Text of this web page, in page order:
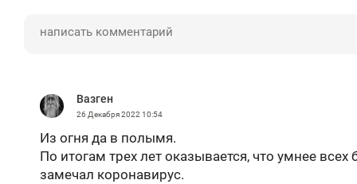
Вазген
26 Декабря 202210:54
Из огня да в полымя.
По итогам трех лет оказывается, что умнее
замечал коронавирус.